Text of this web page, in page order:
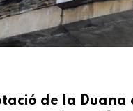
de la Duana